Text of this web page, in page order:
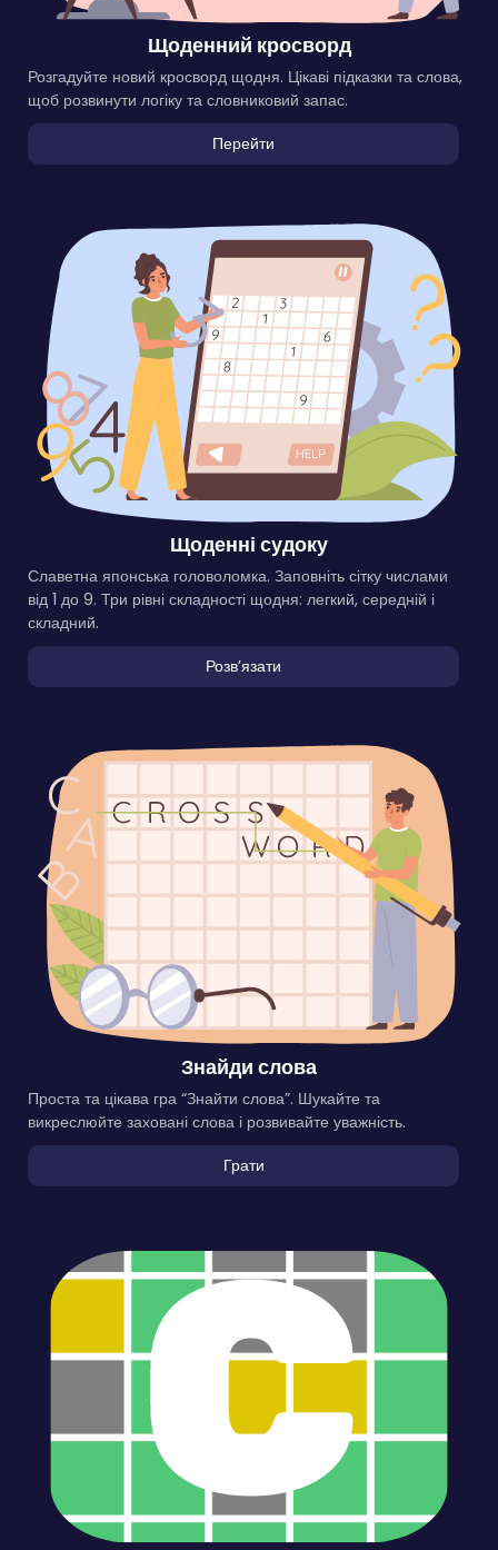
Щоденний кросворд
Розгадуйте новий кросворд щодня. Цікаві підказки та слова,
щоб розвинути логіку та словниковий запас.
Перейти
Щоденні судоку
Славетна японська головоломка. Заповніть сітку числами
від 1 до 9. Три рівні складності щодня: легкий, середній і
складний.
Розвʼязати
Знайди слова
Проста та цікава гра “Знайти слова”. Шукайте та
викреслюйте заховані слова і розвивайте уважність.
Грати